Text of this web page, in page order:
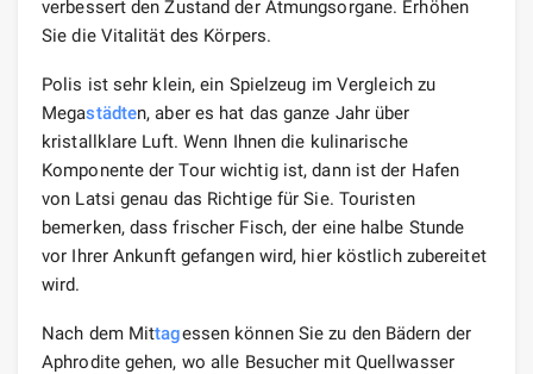
verbessert den Zustand der Atmungsorgane. Erhöhen
Sie die Vitalität des Körpers.
Polis ist sehr klein, ein Spielzeug im Vergleich zu
Megastädten, aber es hat das ganze Jahr über
kristallklare Luft. Wenn Ihnen die kulinarische
Komponente der Tour wichtig ist, dann ist der Hafen
von Latsi genau das Richtige für Sie. Touristen
bemerken, dass frischer Fisch, der eine halbe Stunde
vor Ihrer Ankunft gefangen wird, hier köstlich zubereitet
wird.
Nach dem Mittagessen können Sie zu den Bädern der
Aphrodite gehen, wo alle Besucher mit Quellwasser